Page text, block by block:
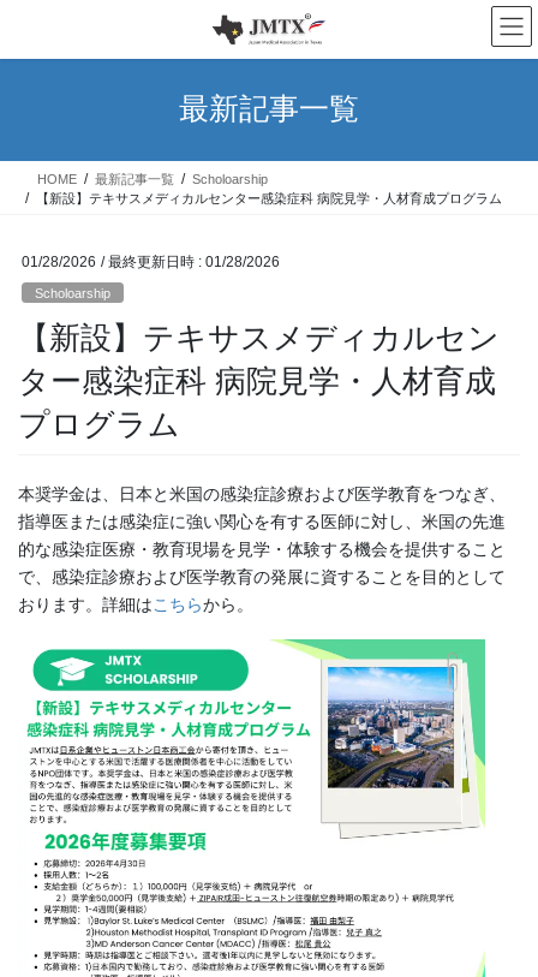
テ
ス
ゲ
ン
最新記事一覧
HOME 最新記事一覧
Scholoarship
【新設】テキサスメディカルセンター感染症科 病院見学・人材育成プログラム
01/28/2026 / 最終更新日時 : 01/28/2026
Scholoarship
【新設】テキサスメディカルセン
ター感染症科 病院見学・人材育成
プログラム
本奨学金は、日本と米国の感染症診療および医学教育をつなぎ、
指導医または感染症に強い関心を有する医師に対し、米国の先進
的な感染症医療・教育現場を見学・体験する機会を提供すること
で、感染症診療および医学教育の発展に資することを目的として
おります。詳細はこちらから。